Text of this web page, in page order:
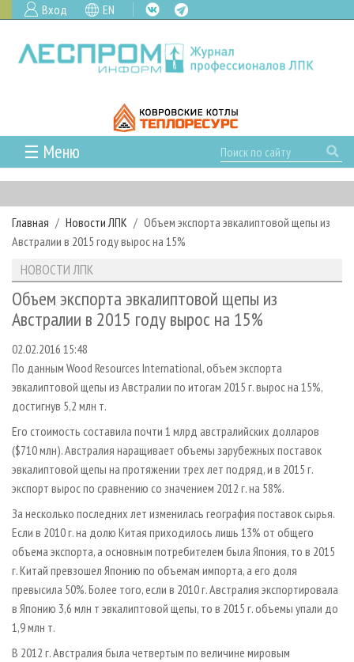
Вход EN
☰ Меню
ГЛАВНАЯ
РУБРИКИ И ТЕМЫ
РУБРИКИ ЖУРНАЛА
ЛЕСОЗАГОТОВКА
ЛЕСОПИЛЕНИЕ
СУШКА ДРЕВЕСИНЫ
ПРОИЗВОДСТВО ДРЕВЕСНЫХ ПЛИТ
ДЕРЕВЯННОЕ ДОМОСТРОЕНИЕ
ПРОИЗВОДСТВО МЕБЕЛИ
БИОЭНЕРГЕТИКА
ЦБП
ИНСТРУМЕНТ И МАТЕРИАЛЫ
НОВОСТИ
НОВОСТИ ЛПК
НОВОСТИ ЖУРНАЛА
ПРОЕКТЫ ЛПИ
АНАЛИТИКА
ПРЕДПРИЯТИЯ ЛПК
ПЕРСОНЫ
МОБИЛЬНЫЕ ВЫСТАВКИ
ОФИЦИАЛЬНЫЕ ДЕЛЕГАЦИИ
ПРИОРИТЕТНЫЕ ИНВЕСТПРОЕКТЫ
RUSSIAN FORESTRY REVIEW
ГАЗЕТА ЛЕСПРОМФОРУМ
БИБЛИОТЕКА СПЕЦИАЛИСТА
АРХИВ
АРХИВ ЖУРНАЛОВ
СТАТЬИ
О ЖУРНАЛЕ
ПОДПИСКА
КОНТАКТЫ
РЕКЛАМОДАТЕЛЯМ
РЕКЛАМА
РЕКЛАМА НА САЙТЕ
Главная Новости ЛПК
Объем экспорта эвкалиптовой щепы из
Австралии в 2015 году вырос на 15%
НОВОСТИ ЛПК
Объем экспорта эвкалиптовой щепы из
Австралии в 2015 году вырос на 15%
02.02.2016 15:48
По данным Wood Resources International, объем экспорта
эвкалиптовой щепы из Австралии по итогам 2015 г. вырос на 15%,
достигнув 5,2 млн т.
Его стоимость составила почти 1 млрд австралийских долларов
($710 млн). Австралия наращивает объемы зарубежных поставок
эвкалиптовой щепы на протяжении трех лет подряд, и в 2015 г.
экспорт вырос по сравнению со значением 2012 г. на 58%.
За несколько последних лет изменилась география поставок сырья.
Если в 2010 г. на долю Китая приходилось лишь 13% от общего
объема экспорта, а основным потребителем была Япония, то в 2015
г. Китай превзошел Японию по объемам импорта, а его доля
превысила 50%. Более того, если в 2010 г. Австралия экспортировала
в Японию 3,6 млн т эвкалиптовой щепы, то в 2015 г. объемы упали до
1,9 млн т.
В 2012 г. Австралия была четвертым по величине мировым